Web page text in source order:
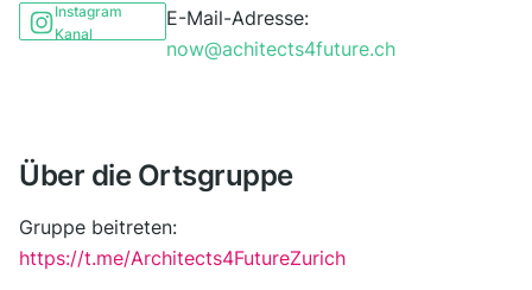
Instagram
Kanal
E-Mail-Adresse:
now@achitects4future.ch
Über die Ortsgruppe
Gruppe beitreten:
https://t.me/Architects4FutureZurich